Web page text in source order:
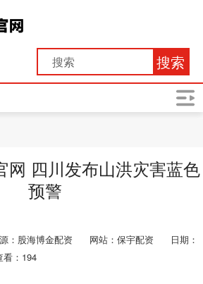
搜索
网 四川发布山洪灾害蓝色
预警
：股海博金配资 网站：保宇配资
日期：
看：194